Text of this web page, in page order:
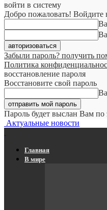
войти в систему
Добро пожаловать! Войдите
Забыли пароль? получить
Политика
восстановление пароля
Восстановите свой пароль
Пароль будет выслан Вам по
Актуальные новости
Главная
В мире